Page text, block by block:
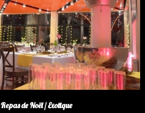
Repas de Noël / Exotique